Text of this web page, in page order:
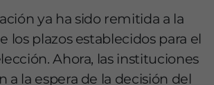
ya ha sido remitida a la
los plazos establecidos para el
Ahora, las instituciones
a la espera de la decisión del